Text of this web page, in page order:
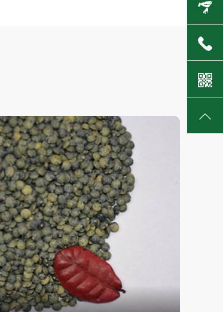
400-
800-
3517